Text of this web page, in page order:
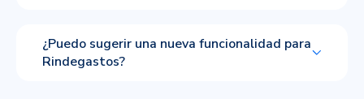
¿Puedo sugerir una nueva funcionalidad para
Rindegastos?